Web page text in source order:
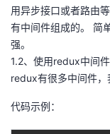
用异步接口或者路由
有中间件组成的。 简
强。
1.2、使用redux中间件
redux有很多中间件
代码示例：